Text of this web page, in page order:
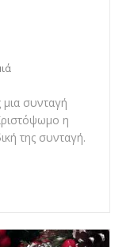
συνταγή
η
της συνταγή.